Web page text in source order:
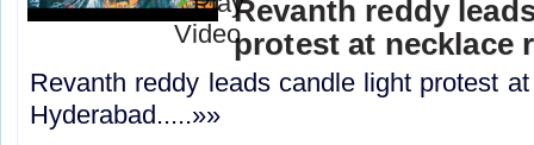
Revanth reddy
protest at necklace
Revanth reddy leads candle light protest
Hyderabad.....»»